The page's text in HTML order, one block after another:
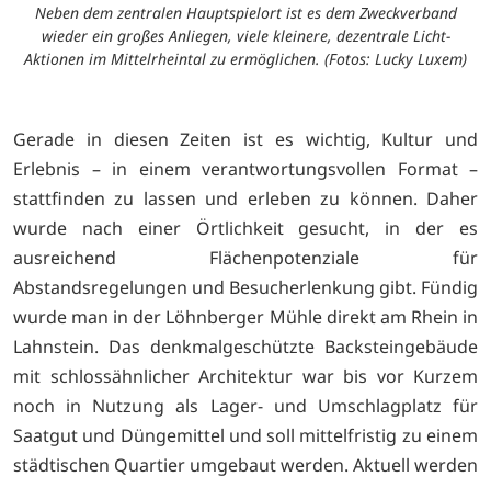
Neben dem zentralen Hauptspielort ist es dem Zweckverband
wieder ein großes Anliegen, viele kleinere, dezentrale Licht-
Aktionen im Mittelrheintal zu ermöglichen. (Fotos: Lucky Luxem)
Gerade in diesen Zeiten ist es wichtig, Kultur und
Erlebnis – in einem verantwortungsvollen Format –
stattfinden zu lassen und erleben zu können. Daher
wurde nach einer Örtlichkeit gesucht, in der es
ausreichend Flächenpotenziale für
Abstandsregelungen und Besucherlenkung gibt. Fündig
wurde man in der Löhnberger Mühle direkt am Rhein in
Lahnstein. Das denkmalgeschützte Backsteingebäude
mit schlossähnlicher Architektur war bis vor Kurzem
noch in Nutzung als Lager- und Umschlagplatz für
Saatgut und Düngemittel und soll mittelfristig zu einem
städtischen Quartier umgebaut werden. Aktuell werden